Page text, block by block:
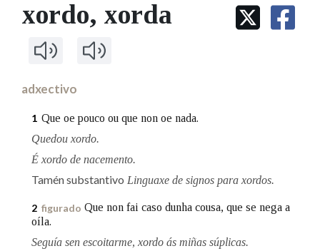
IDENTIDADE CORPORATIVA
MARCIAL DEL ADALID
FIGURAS HOMENAXEADAS
Facebook
TwitterYoutubeInstagram
Bluesky
BUSCAR NOS LEMAS
Comeza por
Contén
BUSCAR NO CONTIDO
xordo, xorda
adxectivo
1 Que oe pouco ou que non oe nada.
Quedou xordo.
É xordo de nacemento.
Tamén substantivo Linguaxe de signos para xordos.
2 figurado Que non fai caso dunha cousa, que se nega a
oíla.
Seguía sen escoitarme, xordo ás miñas súplicas.